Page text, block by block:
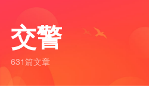
交警
631篇文章